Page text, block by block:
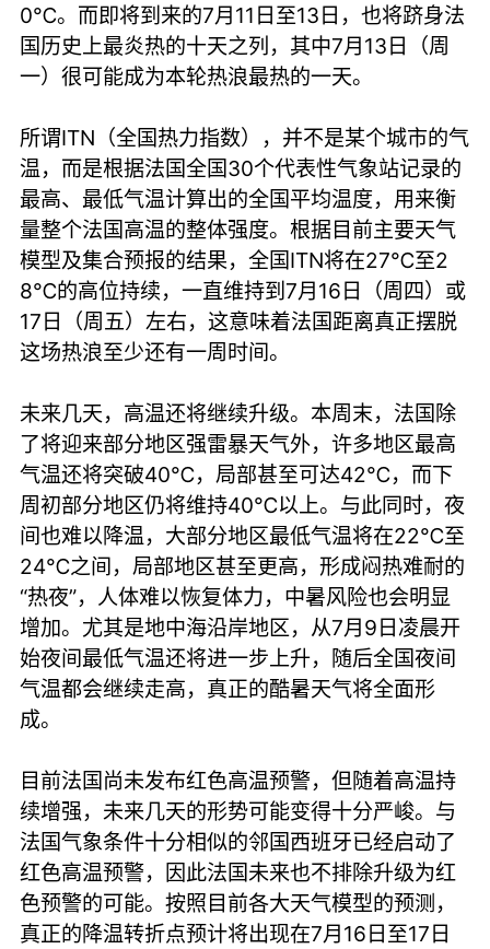
0℃。而即将到来的7月11日至13日，也将跻身法
国历史上最炎热的十天之列，其中7月13日（周
一）很可能成为本轮热浪最热的一天。
所谓ITN（全国热力指数），并不是某个城市的气
温，而是根据法国全国30个代表性气象站记录的
最高、最低气温计算出的全国平均温度，用来衡
量整个法国高温的整体强度。根据目前主要天气
模型及集合预报的结果，全国ITN将在27℃至2
8℃的高位持续，一直维持到7月16日（周四）或
17日（周五）左右，这意味着法国距离真正摆脱
这场热浪至少还有一周时间。
未来几天，高温还将继续升级。本周末，法国除
了将迎来部分地区强雷暴天气外，许多地区最高
气温还将突破40℃，局部甚至可达42℃，而下
周初部分地区仍将维持40℃以上。与此同时，夜
间也难以降温，大部分地区最低气温将在22℃至
24℃之间，局部地区甚至更高，形成闷热难耐的
“热夜”，人体难以恢复体力，中暑风险也会明显
增加。尤其是地中海沿岸地区，从7月9日凌晨开
始夜间最低气温还将进一步上升，随后全国夜间
气温都会继续走高，真正的酷暑天气将全面形
成。
目前法国尚未发布红色高温预警，但随着高温持
续增强，未来几天的形势可能变得十分严峻。与
法国气象条件十分相似的邻国西班牙已经启动了
红色高温预警，因此法国未来也不排除升级为红
色预警的可能。按照目前各大天气模型的预测，
真正的降温转折点预计将出现在7月16日至17日